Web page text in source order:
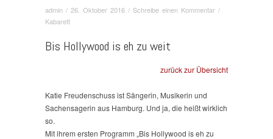
admin / 26. Oktober 2016 / Schreibe einen Kommentar /
Kabarett
Bis Hollywood is eh zu weit
zurück zur Übersicht
Katie Freudenschuss ist Sängerin, Musikerin und
Sachensagerin aus Hamburg. Und ja, die heißt wirklich
so.
Mit ihrem ersten Programm „Bis Hollywood is eh zu